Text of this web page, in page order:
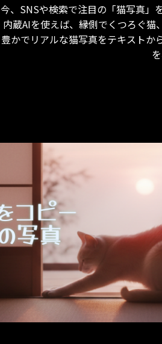
今、SNSや検索で注目の「猫写真」
内蔵AIを使えば、縁側でくつろぐ
豊かでリアルな猫写真をテキスト